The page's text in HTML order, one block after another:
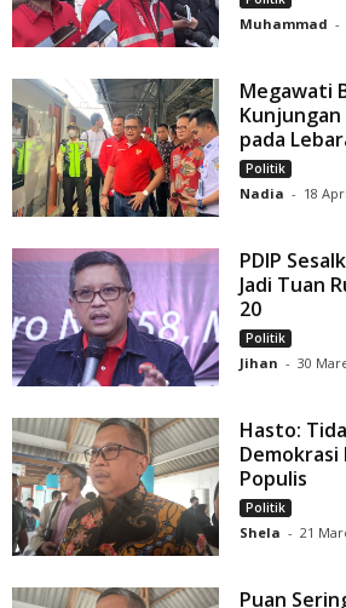
Muhammad -
Megawati
pada
Politik
Nadia - 18
PDIP
Jadi Tuan
20
Politik
Jihan - 30
Hasto:
Populis
Politik
Shela - 21
Puan